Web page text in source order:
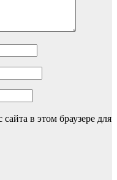
в этом браузере для